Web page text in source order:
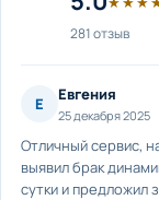
281 отзыв
Е Евгения
25 декабря 2025
Отличный сервис,
выявил брак
сутки и предложил